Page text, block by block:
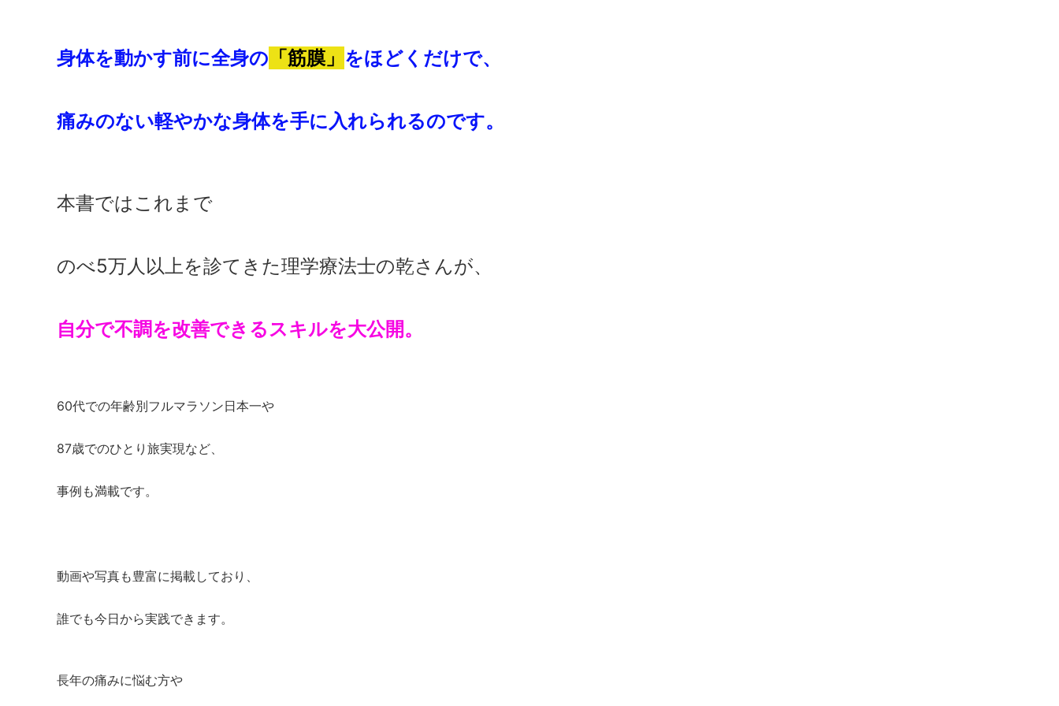
身体を動かす前に全身の 「筋膜」 をほどくだけで、
痛みのない軽やかな身体を手に入れられるのです。
本書ではこれまで
のべ5万人以上を診てきた理学療法士の乾さんが、
自分で不調を改善できるスキルを大公開。
60代での年齢別フルマラソン日本一や
87歳でのひとり旅実現など、
事例も満載です。
動画や写真も豊富に掲載しており、
誰でも今日から実践できます。
長年の痛みに悩む方や